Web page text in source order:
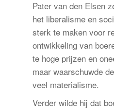
Pater van den Elsen
het liberalisme en
sterk te maken voor
ontwikkeling van
te hoge prijzen en
maar waarschuwde
veel materialisme.
Verder wilde hij dat